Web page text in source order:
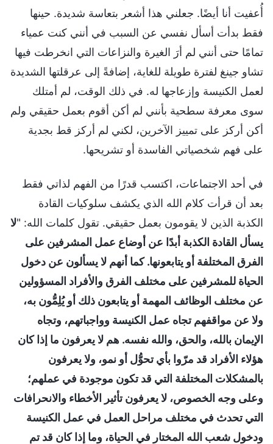
أُعفيت أنا أيضًا. جعلني هذا أشعر بتعاسة شديدة. حينها
فقط بدأت أسأل نفسي عن السبب في أنني كنت عمياء
تمامًا حتى أنني لم أرَ الغيرة والنزاعات التي انخرطت فيها
تشاو جينغ لفترة طويلة للغاية، إضافةً إلى عرقلتها الشديدة
لعمل الكنيسة وإزعاجها له. في ذلك الوقت، لم أمتلك
سوى معرفة سطحية بأنني لم أكن أقوم بعمل حقيقي ولم
أكن أركز على تمييز الآخرين، لكني لم أركز قط بجدية
على فهم شخصياتي الفاسدة أو تشريحها.
في أحد الاجتماعات، اكتسب قدرًا من الفهم لذاتي فقط
بعد أن قرأت كلام الله الذي يكشف سلوكيات القادة
الكذبة الذين لا يقومون بعمل حقيقي. تقول كلمات الله: "لا
يسأل القادة الكذبة أبدًا عن أوضاع عمل المشرفين على
الفرق المختلفة أو يتابعونها. كما أنهم لا يسألون عن دخول
الحياة للمشرفين على مختلف الفرق والأفراد المسؤولين
عن مختلف الوظائف المهمة أو يتابعون ذلك أو يُلِمُّون به،
ولا عن مواقفهم تجاه عمل الكنيسة وواجباتهم، وتجاه
الإيمان بالله، والحق، والله نفسه. هم لا يعرفون ما إذا كان
هؤلاء الأفراد قد مرّوا بأي تحوُّل أو نمو، ولا يعرفون
بالمشكلات المختلفة التي قد تكون موجودة في عملهم؛
وعلى وجه الخصوص، لا يعرفون تأثير الأخطاء والانحرافات
التي تحدث في مختلف مراحل العمل في عمل الكنيسة
ودخول شعب الله المختار في الحياة، وما إذا كان قد تم